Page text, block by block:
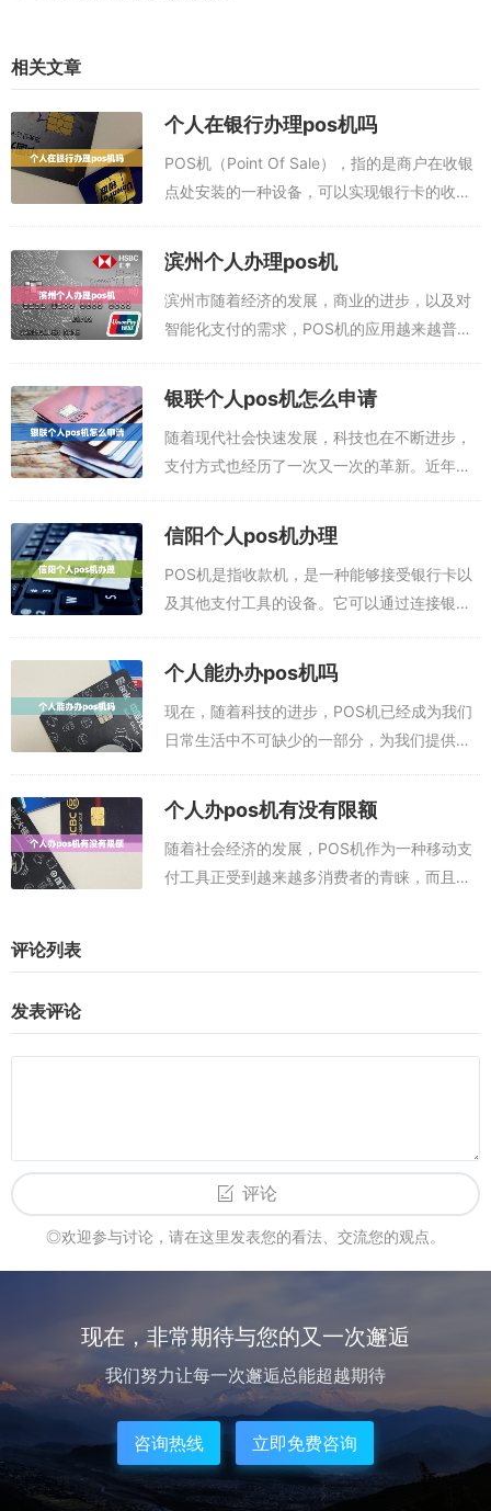
相关文章
个人在银行办理pos机吗
POS机（Point Of Sale），指的是商户在收银
点处安装的一种设备，可以实现银行卡的收单
POS机的安装可以帮助企业提高收银的效率，
为顾客提供更便捷的支付...
滨州个人办理pos机
滨州市随着经济的发展，商业的进步，以及对
智能化支付的需求，POS机的应用越来越普
POS机，实现收银的简便智能。POS办理入
口：点此进入下载申领P0S机或者，扫码...
银联个人pos机怎么申请
随着现代社会快速发展，科技也在不断进步，
支付方式也经历了一次又一次的革新。近年
POS机不仅可以用于商业支付，还可以作为个
人支付的工具。但是，如何申请银联个人P...
信阳个人pos机办理
POS机是指收款机，是一种能够接受银行卡以
及其他支付工具的设备。它可以通过连接银行
储蓄卡等，转化为电子信息并进行支付的处理
设备。近年来，随着金融产业的发展，PO...
个人能办办pos机吗
现在，随着科技的进步，POS机已经成为我们
日常生活中不可缺少的一部分，为我们提供了
手机pos机app，就是可以代替pos机刷卡的软
件，手机安装这款app就能刷...
个人办pos机有没有限额
随着社会经济的发展，POS机作为一种移动支
付工具正受到越来越多消费者的青睐，而且在
评论列表
发表评论
评论
◎欢迎参与讨论，请在这里发表您的看法、交流您的观点。
现在，非常期待与您的又一次邂逅
我们努力让每一次邂逅总能超越期待
咨询热线 立即免费咨询